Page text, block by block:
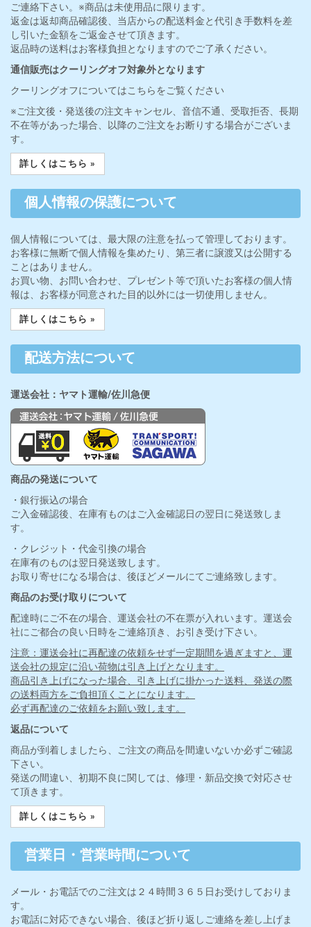
ご連絡下さい。※商品は未使用品に限ります。
返金は返却商品確認後、当店からの配送料金と代引き手数料を差
し引いた金額をご返金させて頂きます。
返品時の送料はお客様負担となりますのでご了承ください。
通信販売はクーリングオフ対象外となります
クーリングオフについてはこちらをご覧ください
※ご注文後・発送後の注文キャンセル、音信不通、受取拒否、長期
不在等があった場合、以降のご注文をお断りする場合がございま
す。
詳しくはこちら »
個人情報の保護について
個人情報については、最大限の注意を払って管理しております。
お客様に無断で個人情報を集めたり、第三者に譲渡又は公開する
ことはありません。
お買い物、お問い合わせ、プレゼント等で頂いたお客様の個人情
報は、お客様が同意された目的以外には一切使用しません。
詳しくはこちら »
配送方法について
運送会社：ヤマト運輸/佐川急便
商品の発送について
・銀行振込の場合
ご入金確認後、在庫有ものはご入金確認日の翌日に発送致しま
す。
・クレジット・代金引換の場合
在庫有のものは翌日発送致します。
お取り寄せになる場合は、後ほどメールにてご連絡致します。
商品のお受け取りについて
配達時にご不在の場合、運送会社の不在票が入れいます。運送会
社にご都合の良い日時をご連絡頂き、お引き受け下さい。
注意：運送会社に再配達の依頼をせず一定期間を過ぎますと、運
送会社の規定に沿い荷物は引き上げとなります。
商品引き上げになった場合、引き上げに掛かった送料、発送の際
の送料両方をご負担頂くことになります。
必ず再配達のご依頼をお願い致します。
返品について
商品が到着しましたら、ご注文の商品を間違いないか必ずご確認
下さい。
発送の間違い、初期不良に関しては、修理・新品交換で対応させ
て頂きます。
詳しくはこちら »
営業日・営業時間について
メール・お電話でのご注文は２４時間３６５日お受けしておりま
す。
お電話に対応できない場合、後ほど折り返しご連絡を差し上げま